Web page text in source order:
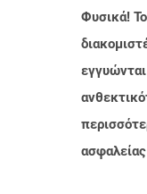
Φυσικά!